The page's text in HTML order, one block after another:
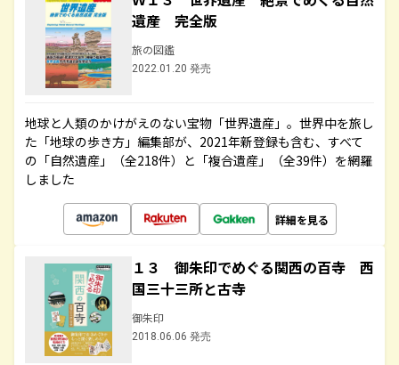
遺産 完全版
旅の図鑑
2022.01.20 発売
地球と人類のかけがえのない宝物「世界遺産」。世界中を旅し
た「地球の歩き方」編集部が、2021年新登録も含む、すべて
の「自然遺産」（全218件）と「複合遺産」（全39件）を網羅
しました
詳細を見る
１３ 御朱印でめぐる関西の百寺 西
国三十三所と古寺
御朱印
2018.06.06 発売